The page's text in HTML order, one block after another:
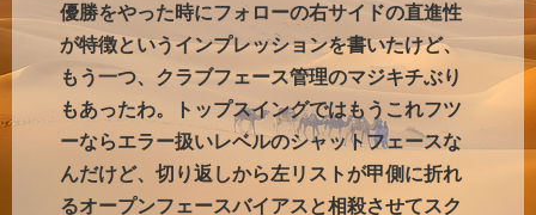
優勝をやった時にフォローの右サイドの直進性
が特徴というインプレッションを書いたけど、
もう一つ、クラブフェース管理のマジキチぶり
もあったわ。トップスイングではもうこれフツ
ーならエラー扱いレベルのシャットフェースな
んだけど、切り返しから左リストが甲側に折れ
るオープンフェースバイアスと相殺させてスク